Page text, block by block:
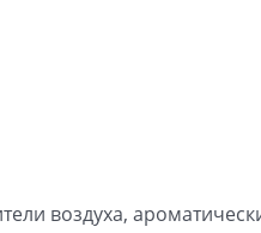
воздуха,